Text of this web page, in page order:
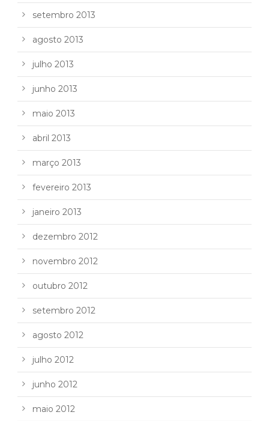
setembro 2013
agosto 2013
julho 2013
junho 2013
maio 2013
abril 2013
março 2013
fevereiro 2013
janeiro 2013
dezembro 2012
novembro 2012
outubro 2012
setembro 2012
agosto 2012
julho 2012
junho 2012
maio 2012